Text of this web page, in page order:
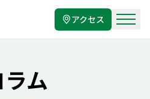
アクセス
ラム